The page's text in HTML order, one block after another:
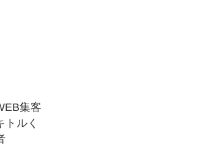
集客
トルく